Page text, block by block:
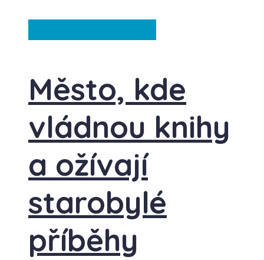
Město, kde
vládnou knihy
a ožívají
starobylé
příběhy